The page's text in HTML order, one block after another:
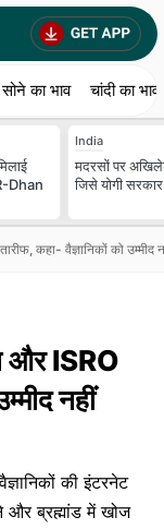
सोने का भाव चांदी का भाव
Dhan
India
मदरसों पर
जिसे योगी
कहा- वैज्ञानिकों को उम्मीद
और ISRO
नहीं
की इंटरनेट
और ब्रह्मांड में खोज